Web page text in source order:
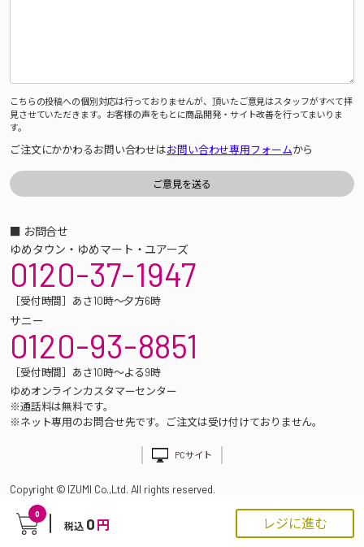
0
税込 0 円 レジに進む
こちらの投稿への個別対応は行っておりませんが、頂いたご意見はスタッフがすべて拝
見させていただきます。お客様の声をもとに商品開発・サイト改善を行ってまいりま
す。
ご注文にかかわるお問い合わせはお問い合わせ専用フォームから
■ お問合せ
ゆめタウン・ゆめマート・ユアーズ
0120-37-1947
［受付時間］あさ10時～夕方6時
サニー
0120-93-8851
［受付時間］あさ10時～よる9時
ゆめオンラインカスタマーセンター
※通話料は無料です。
※ネット専用のお問合せ先です。ご注文は受け付けておりません。
PCサイト
Copyright © IZUMI Co.,Ltd. All rights reserved.